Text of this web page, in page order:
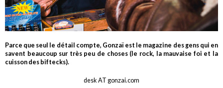
Parce que seul le détail compte, Gonzaï est le magazine des gens qui en
savent beaucoup sur très peu de choses (le rock, la mauvaise foi et la
cuisson des biftecks).
desk AT gonzai.com